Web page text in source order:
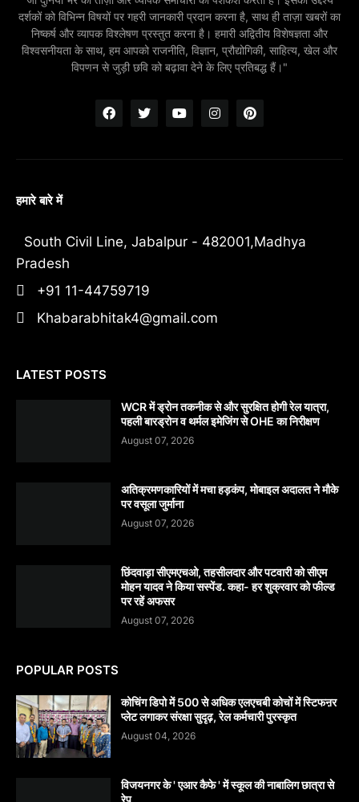
दर्शकों को विभिन्न विषयों पर गहरी जानकारी प्रदान करना है, साथ ही ताज़ा खबरों का
निष्कर्ष और व्यापक विश्लेषण प्रस्तुत करना है। हमारी अद्वितीय विशेषज्ञता और
विश्वसनीयता के साथ, हम आपको राजनीति, विज्ञान, प्रौद्योगिकी, साहित्य, खेल और
विपणन से जुड़ी छवि को बढ़ावा देने के लिए प्रतिबद्ध हैं।"
हमारे बारे में
South Civil Line, Jabalpur - 482001,Madhya
Pradesh
+91 11-44759719
Khabarabhitak4@gmail.com
LATEST POSTS
WCR में ड्रोन तकनीक से और सुरक्षित होगी रेल यात्रा,
पहली बारड्रोन व थर्मल इमेजिंग से OHE का निरीक्षण
August 07, 2026
अतिक्रमणकारियों में मचा हड़कंप, मोबाइल अदालत ने मौके
पर वसूला जुर्माना
August 07, 2026
छिंदवाड़ा सीएमएचओ, तहसीलदार और पटवारी को सीएम
मोहन यादव ने किया सस्पेंड. कहा- हर शुक्रवार को फील्ड
पर रहें अफसर
August 07, 2026
POPULAR POSTS
कोचिंग डिपो में 500 से अधिक एलएचबी कोचों में स्टिफऩर
प्लेट लगाकर संरक्षा सुदृढ़, रेल कर्मचारी पुरस्कृत
August 04, 2026
विजयनगर के ' एआर कैफे ' में स्कूल की नाबालिग छात्रा से